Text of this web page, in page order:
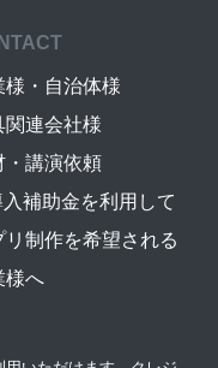
様・自治体様
関連会社様
・講演依頼
入補助金を利用して
リ制作を希望される
様へ